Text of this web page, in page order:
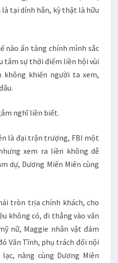
là tại dính hắn, kỳ thật là hữu
nào ẩn tàng chính mình sắc
tâm sự thời điểm liền hội vùi
khiến người ta xem,
nghĩ liền biết.
là đại trận trượng, FBI một
xem ra liền không dễ
dự, Dương Miên Miên cùng
tròn trịa chính khách, cho
không có, đi thẳng vào vấn
nữ, Maggie nhân vật đảm
Văn Tĩnh, phụ trách đối nội
nàng cùng Dương Miên